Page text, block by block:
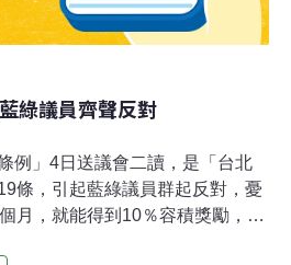
綠議員齊聲反對
例」4日送議會二讀，是「台北
條，引起藍綠議員群起反對，憂
月，就能得到10％容積獎勵，恐